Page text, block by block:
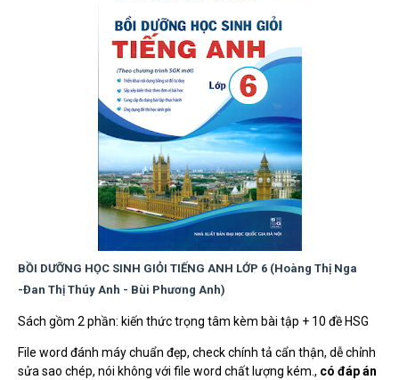
BỒI DƯỠNG HỌC SINH GIỎI TIẾNG ANH LỚP 6 (Hoàng Thị Nga
-Đan Thị Thúy Anh - Bùi Phương Anh)
Sách gồm 2 phần: kiến thức trọng tâm kèm bài tập + 10 đề HSG
File word đánh máy chuẩn đẹp, check chính tả cẩn thận, dễ chỉnh
sửa sao chép, nói không với file word chất lượng kém., có đáp án